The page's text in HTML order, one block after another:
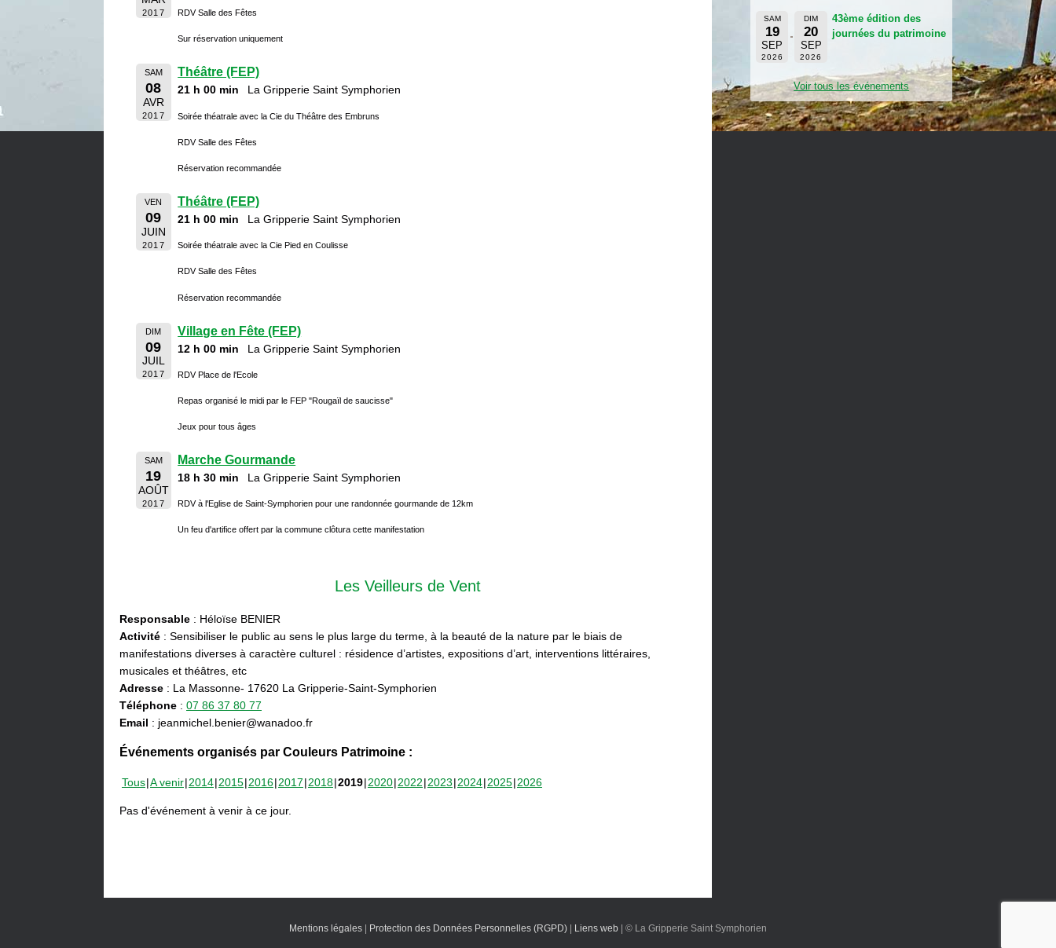
2017 RDV Salle des Fêtes
Sur réservation uniquement
SAM
08
AVR
2017
Théâtre (FEP)
21 h 00 min La Gripperie Saint Symphorien
Soirée théatrale avec la Cie du Théâtre des Embruns
RDV Salle des Fêtes
Réservation recommandée
VEN
09
JUIN
2017
Théâtre (FEP)
21 h 00 min La Gripperie Saint Symphorien
Soirée théatrale avec la Cie Pied en Coulisse
RDV Salle des Fêtes
Réservation recommandée
DIM
09
JUIL
2017
Village en Fête (FEP)
12 h 00 min La Gripperie Saint Symphorien
RDV Place de l'Ecole
Repas organisé le midi par le FEP "Rougaïl de saucisse"
Jeux pour tous âges
SAM
19
AOÛT
2017
Marche Gourmande
18 h 30 min La Gripperie Saint Symphorien
RDV à l'Eglise de Saint-Symphorien pour une randonnée gourmande de 12km
Un feu d'artifice offert par la commune clôtura cette manifestation
Les Veilleurs de Vent
Responsable : Héloïse BENIER
Activité : Sensibiliser le public au sens le plus large du terme, à la beauté de la nature par le biais de
manifestations diverses à caractère culturel : résidence d’artistes, expositions d’art, interventions littéraires,
musicales et théâtres, etc
Adresse : La Massonne- 17620 La Gripperie-Saint-Symphorien
Téléphone : 07 86 37 80 77
Email : jeanmichel.benier@wanadoo.fr
Événements organisés par Couleurs Patrimoine :
Tous A venir 2014 2015 2016 2017 2018 2019 2020 2022 2023 2024 2025 2026
Pas d'événement à venir à ce jour.
SAM
19
SEP
2026
DIM
20
SEP
2026
43ème édition des
journées du patrimoine
Voir tous les événements
Mentions légales Protection des Données Personnelles (RGPD) Liens web | © La Gripperie Saint Symphorien